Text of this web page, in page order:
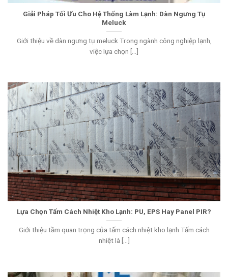
Giải Pháp Tối Ưu Cho Hệ Thống Làm Lạnh: Dàn Ngưng Tụ
Meluck
Giới thiệu về dàn ngưng tụ meluck Trong ngành công nghiệp lạnh,
việc lựa chọn [...]
Lựa Chọn Tấm Cách Nhiệt Kho Lạnh: PU, EPS Hay Panel PIR?
Giới thiệu tầm quan trọng của tấm cách nhiệt kho lạnh Tấm cách
nhiệt là [...]